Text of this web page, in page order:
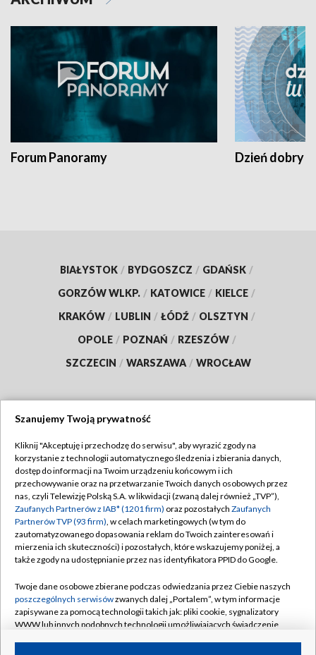
Forum Panoramy Dzień dobry
BIAŁYSTOK / BYDGOSZCZ / GDAŃSK /
GORZÓW WLKP. / KATOWICE / KIELCE /
KRAKÓW / LUBLIN / ŁÓDŹ / OLSZTYN /
OPOLE / POZNAŃ / RZESZÓW /
SZCZECIN / WARSZAWA / WROCŁAW
TVP
Abonament TVP
Emisja w TVP
Centrum informacji TVP
Naziemna Telewizja Cyfrowa
Rada Programowa
System NOS
Informacje o nadawcy
Regulamin TVP
Polityka prywatności
Moje zgody
Pomoc
Kontakt
Kanały
Szanujemy Twoją prywatność
Kliknij "Akceptuję i przechodzę do serwisu", aby wyrazić zgody na
korzystanie z technologii automatycznego śledzenia i zbierania danych,
dostęp do informacji na Twoim urządzeniu końcowym i ich
przechowywanie oraz na przetwarzanie Twoich danych osobowych przez
nas, czyli Telewizję Polską S.A. w likwidacji (zwaną dalej również „TVP”),
Zaufanych Partnerów z IAB* (1201 firm) oraz pozostałych Zaufanych
Partnerów TVP (93 firm), w celach marketingowych (w tym do
zautomatyzowanego dopasowania reklam do Twoich zainteresowań i
mierzenia ich skuteczności) i pozostałych, które wskazujemy poniżej, a
także zgody na udostępnianie przez nas identyfikatora PPID do Google.
Twoje dane osobowe zbierane podczas odwiedzania przez Ciebie naszych
poszczególnych serwisówzwanych dalej „Portalem”, w tym informacje
zapisywane za pomocą technologii takich jak: pliki cookie, sygnalizatory
WWW lub innych podobnych technologii umożliwiających świadczenie